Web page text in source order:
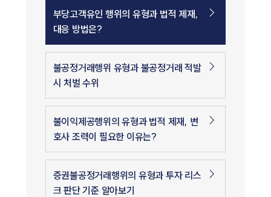
부당고객유인 행위의 유형과 법적 제재,
대응 방법은?
불공정거래행위 유형과 불공정거래 적발
시 처벌 수위
불이익제공행위의 유형과 법적 제재, 변
호사 조력이 필요한 이유는?
증권불공정거래행위의 유형과 투자 리스
크 판단 기준 알아보기